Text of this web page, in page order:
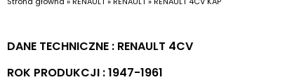
DANE TECHNICZNE : RENAULT 4CV
ROK PRODUKCJI : 1947-1961